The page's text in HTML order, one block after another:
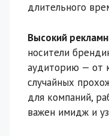
длительного
Высокий
носители
аудиторию — от
случайных
для компаний,
важен имидж и